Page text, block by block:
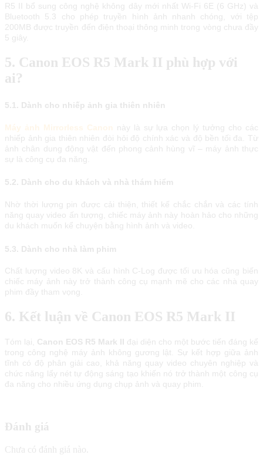
R5 II bổ sung công nghệ không dây mới nhất Wi-Fi 6E (6 GHz) và
Bluetooth 5.3 cho phép truyền hình ảnh nhanh chóng, với tệp
200MB được truyền đến điện thoại thông minh trong vòng chưa đầy
5 giây.
5. Canon EOS R5 Mark II phù hợp với
ai?
5.1. Dành cho nhiếp ảnh gia thiên nhiên
này là sự lựa chọn lý tưởng cho các
nhiếp ảnh gia thiên nhiên đòi hỏi độ chính xác và độ bền tối đa. Từ
ảnh chân dung động vật đến phong cảnh hùng vĩ – máy ảnh thực
sự là công cụ đa năng.
5.2. Dành cho du khách và nhà thám hiểm
Nhờ thời lượng pin được cải thiện, thiết kế chắc chắn và các tính
năng quay video ấn tượng, chiếc máy ảnh này hoàn hảo cho những
du khách muốn kể chuyện bằng hình ảnh và video.
5.3. Dành cho nhà làm phim
Chất lượng video 8K và cấu hình C-Log được tối ưu hóa cũng biến
chiếc máy ảnh này trở thành công cụ mạnh mẽ cho các nhà quay
phim đầy tham vọng.
6. Kết luận về Canon EOS R5 Mark II
Tóm lại, Canon EOS R5 Mark II đại diện cho một bước tiến đáng kể
trong công nghệ máy ảnh không gương lật. Sự kết hợp giữa ảnh
tĩnh có độ phân giải cao, khả năng quay video chuyên nghiệp và
chức năng lấy nét tự động sáng tạo khiến nó trở thành một công cụ
đa năng cho nhiều ứng dụng chụp ảnh và quay phim.
Đánh giá
Chưa có đánh giá nào.